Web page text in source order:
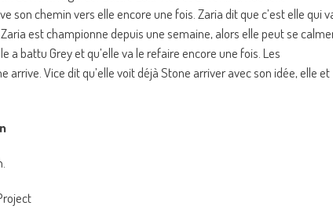
chemin vers elle encore une fois. Zaria dit que c’est elle qui
est championne depuis une semaine, alors elle peut se
a battu Grey et qu’elle va le refaire encore une fois. Les
Vice dit qu’elle voit déjà Stone arriver avec son idée, elle et